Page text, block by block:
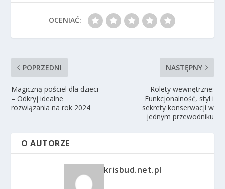
OCENIAĆ:
POPRZEDNI
Magiczną pościel dla dzieci
– Odkryj idealne
rozwiązania na rok 2024
NASTĘPNY
Rolety wewnętrzne:
Funkcjonalność, styl i
sekrety konserwacji w
jednym przewodniku
O AUTORZE
krisbud.net.pl